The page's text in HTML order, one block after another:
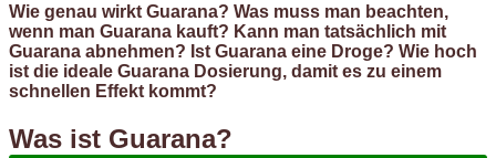
Wie genau wirkt Guarana? Was muss man beachten,
wenn man Guarana kauft? Kann man tatsächlich mit
Guarana abnehmen? Ist Guarana eine Droge? Wie hoch
ist die ideale Guarana Dosierung, damit es zu einem
schnellen Effekt kommt?
Was ist Guarana?